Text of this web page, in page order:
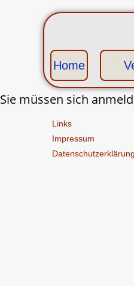
Home
Sie müssen sich
Links
Impressum
Datenschutzerklärung